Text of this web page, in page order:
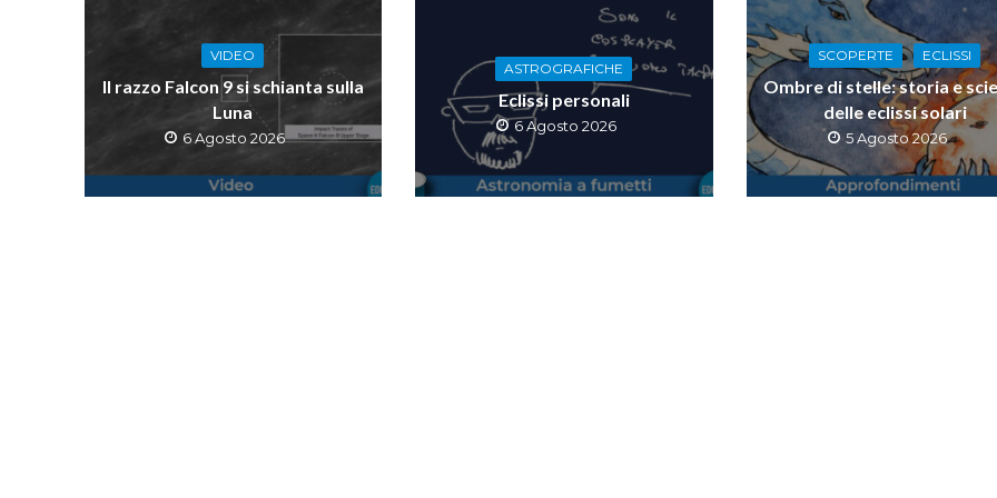
VIDEO
Il razzo Falcon 9 si schianta sulla
Luna
6 Agosto 2026
ASTROGRAFICHE
Eclissi personali
6 Agosto 2026
SCOPERTE ECLISSI
Ombre di stelle: storia e
delle eclissi solari
5 Agosto 2026